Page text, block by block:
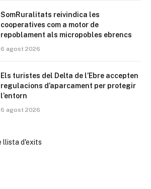
SomRuralitats reivindica les
cooperatives com a motor de
repoblament als micropobles ebrencs
6 agost 2026
Els turistes del Delta de l’Ebre accepten
regulacions d’aparcament per protegir
l’entorn
6 agost 2026